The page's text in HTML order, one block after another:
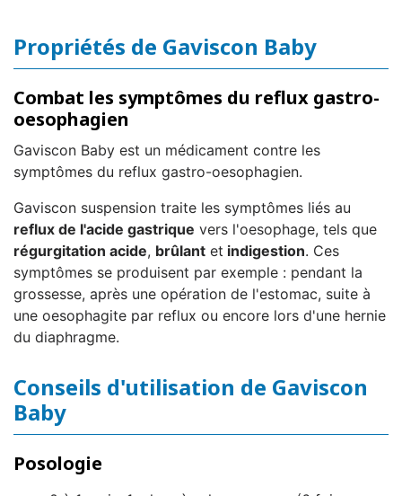
Propriétés de Gaviscon Baby
Combat les symptômes du reflux gastro-
oesophagien
Gaviscon Baby est un médicament contre les
symptômes du reflux gastro-oesophagien.
Gaviscon suspension traite les symptômes liés au
reflux de l'acide gastrique vers l'oesophage, tels que
régurgitation acide, brûlant et indigestion. Ces
symptômes se produisent par exemple : pendant la
grossesse, après une opération de l'estomac, suite à
une oesophagite par reflux ou encore lors d'une hernie
du diaphragme.
Conseils d'utilisation de Gaviscon
Baby
Posologie